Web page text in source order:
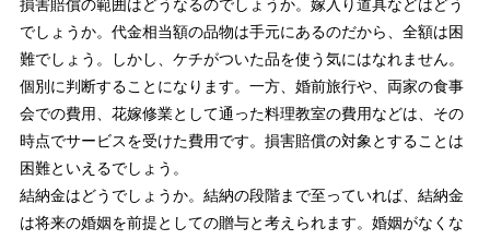
損害賠償の範囲はどうなるのでしょうか。嫁入り道具などはどう
でしょうか。代金相当額の品物は手元にあるのだから、全額は困
難でしょう。しかし、ケチがついた品を使う気にはなれません。
個別に判断することになります。一方、婚前旅行や、両家の食事
会での費用、花嫁修業として通った料理教室の費用などは、その
時点でサービスを受けた費用です。損害賠償の対象とすることは
困難といえるでしょう。
結納金はどうでしょうか。結納の段階まで至っていれば、結納金
は将来の婚姻を前提としての贈与と考えられます。婚姻がなくな